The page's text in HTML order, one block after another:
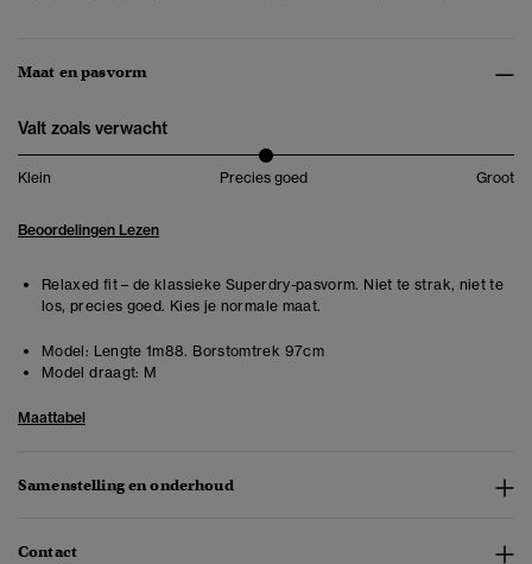
Maat en pasvorm
Valt zoals verwacht
Klein Precies goed Groot
Beoordelingen Lezen
Relaxed fit – de klassieke Superdry-pasvorm. Niet te strak, niet te
los, precies goed. Kies je normale maat.
Model: Lengte 1m88. Borstomtrek 97cm
Model draagt: M
Maattabel
Samenstelling en onderhoud
Contact